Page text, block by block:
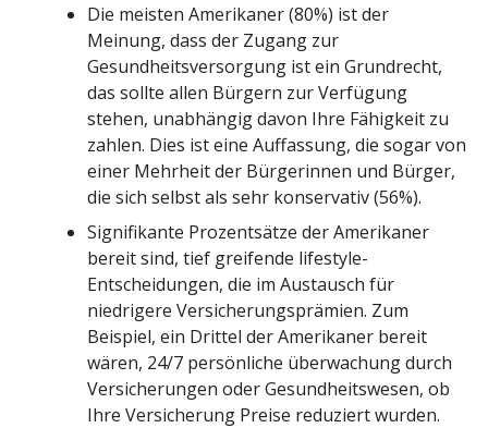
Die meisten Amerikaner (80%) ist der
Meinung, dass der Zugang zur
Gesundheitsversorgung ist ein Grundrecht,
das sollte allen Bürgern zur Verfügung
stehen, unabhängig davon Ihre Fähigkeit zu
zahlen. Dies ist eine Auffassung, die sogar von
einer Mehrheit der Bürgerinnen und Bürger,
die sich selbst als sehr konservativ (56%).
Signifikante Prozentsätze der Amerikaner
bereit sind, tief greifende lifestyle-
Entscheidungen, die im Austausch für
niedrigere Versicherungsprämien. Zum
Beispiel, ein Drittel der Amerikaner bereit
wären, 24/7 persönliche überwachung durch
Versicherungen oder Gesundheitswesen, ob
Ihre Versicherung Preise reduziert wurden.